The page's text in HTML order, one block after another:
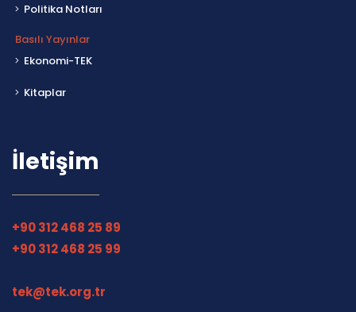
Politika Notları
Basılı Yayınlar
Ekonomi-TEK
Kitaplar
İletişim
+90 312 468 25 89
+90 312 468 25 99
tek@tek.org.tr